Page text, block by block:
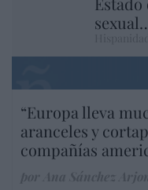
“Europa lleva
aranceles y
compañías